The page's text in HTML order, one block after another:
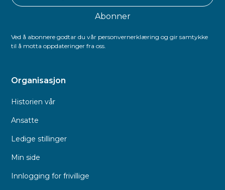
Ved å abonnere godtar du vår personvernerklæring og gir samtykke
til å motta oppdateringer fra oss.
Organisasjon
Historien vår
Ansatte
Ledige stillinger
Min side
Innlogging for frivillige